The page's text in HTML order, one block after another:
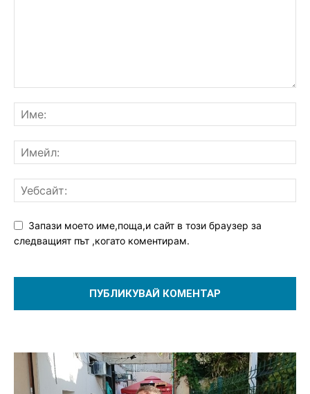
Запази моето име,поща,и сайт в този браузер за
следващият път ,когато коментирам.